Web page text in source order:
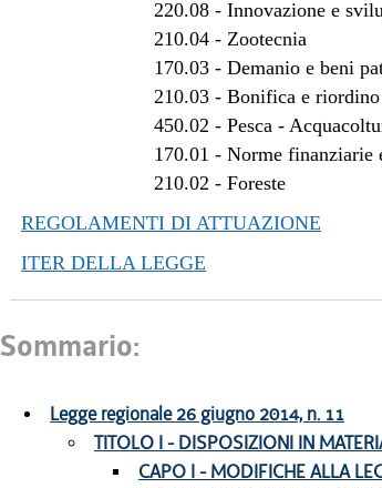
220.08 -Innovazione e
210.04 -Zootecnia
170.03 -Demanio e beni
210.03 -Bonifica e
450.02 -Pesca -
170.01 -Norme finanziarie
210.02 -Foreste
REGOLAMENTI DI ATTUAZIONE
ITER DELLA LEGGE
Sommario:
Legge regionale 26 giugno 2014, n. 11
TITOLO I - DISPOSIZIONI IN
CAPO I - MODIFICHE ALLA